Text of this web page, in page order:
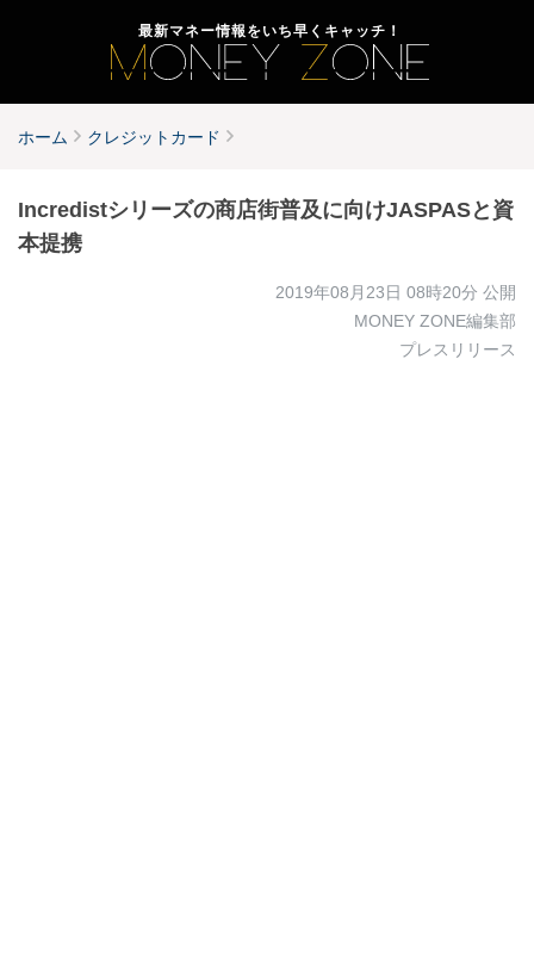
最新マネー情報をいち早くキャッチ！
ホーム クレジットカード
Incredistシリーズの商店街普及に向けJASPASと資
本提携
2019年08月23日 08時20分 公開
MONEY ZONE編集部
プレスリリース